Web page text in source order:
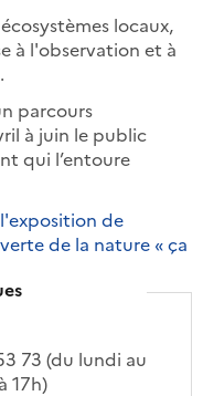
locaux,
à l'observation et à
parcours
à juin le public
qui l’entoure
de
de la nature « ça
73 (du lundi au
17h)